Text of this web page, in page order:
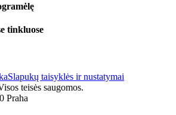
tinkluose
Slapukų taisyklės ir nustatymai
teisės saugomos.
Praha